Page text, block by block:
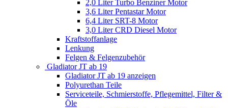
2,0 Liter Turbo Benziner Motor
3,6 Liter Pentastar Motor
6,4 Liter SRT-8 Motor
3,0 Liter CRD Diesel Motor
Kraftstoffanlage
Lenkung
Felgen & Felgenzubehör
Gladiator JT ab 19
Gladiator JT ab 19 anzeigen
Polyurethan Teile
Serviceteile, Schmierstoffe, Pflegemittel, Filter &
Öle